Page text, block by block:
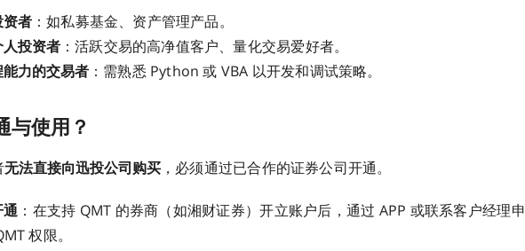
者 ：如私募基金、资产管理产品。
投资者 ：活跃交易的高净值客户、量化交易爱好者。
力的交易者 ：需熟悉 Python 或 VBA 以开发和调试策略。
与使用？
无法直接向迅投公司购买 ，必须通过已合作的证券公司开通。
通 ：在支持 QMT 的券商（如湘财证券）开立账户后，通过 APP 或联系客户经理
权限。